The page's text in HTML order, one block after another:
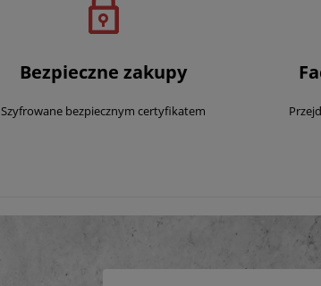
Bezpieczne zakupy
Szyfrowane bezpiecznym certyfikatem